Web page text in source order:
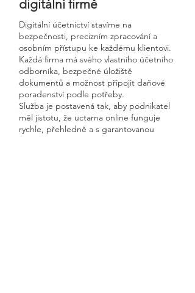
digitální firmě
Digitální účetnictví stavíme na
bezpečnosti, precizním zpracování a
osobním přístupu ke každému klientovi.
Každá firma má svého vlastního účetního
odborníka, bezpečné úložiště
dokumentů a možnost připojit daňové
poradenství podle potřeby.
Služba je postavená tak, aby podnikatel
měl jistotu, že uctarna online funguje
rychle, přehledně a s garantovanou